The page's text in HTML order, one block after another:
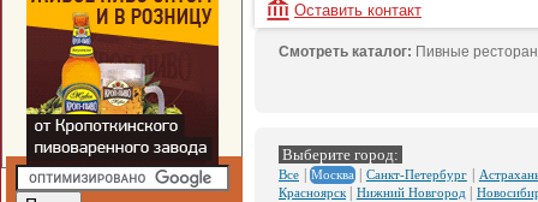
Оставить контакт
Смотреть каталог: Пивные
Выберите город:
Все |Москва| Санкт-Петербург|
Красноярск| Нижний Новгород